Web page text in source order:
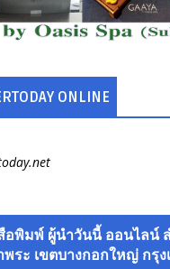
ONLINE
อพิมพ์ ผู้นำวันนี้ ออนไลน์
ระ เขตบางกอกใหญ่ กรุง